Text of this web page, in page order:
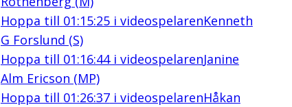
Hoppa till 01:15:25i videospelarenKenneth
G Forslund (S)
Hoppa till 01:16:44i videospelarenJanine
Alm Ericson (MP)
Hoppa till 01:26:37i videospelarenHåkan